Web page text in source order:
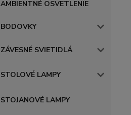
AMBIENTNÉ OSVETLENIE
BODOVKY
ZÁVESNÉ SVIETIDLÁ
STOLOVÉ LAMPY
STOJANOVÉ LAMPY